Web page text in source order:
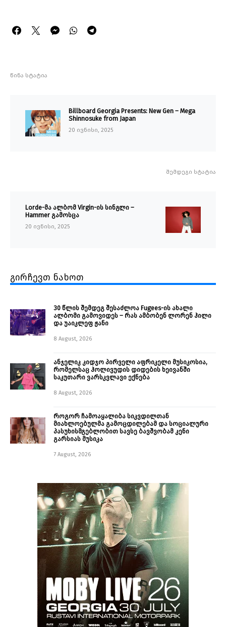
წინა სტატია
Billboard Georgia Presents: New Gen – Mega
Shinnosuke from Japan
20 ივნისი, 2025
შემდეგი სტატია
Lorde-მა ალბომ Virgin-ის სინგლი –
Hammer გამოსცა
20 ივნისი, 2025
გირჩევთ ნახოთ
30 წლის შემდეგ შესაძლოა Fugees-ის ახალი
ალბომი გამოვიდეს – რას ამბობენ ლორენ ჰილი
და უაიკლეფ ჟანი
8 August, 2026
ანჯელიკ კიდჯო პირველი აფრიკელი მუსიკოსია,
რომელსაც ჰოლივუდის დიდების ხეივანში
საკუთარი ვარსკვლავი ექნება
8 August, 2026
როგორ ჩამოაყალიბა სიკვდილთან
მიახლოებულმა გამოცდილებამ და სოციალური
პასუხისმგებლობით სავსე ბავშვობამ კენი
გარსიას მუსიკა
7 August, 2026